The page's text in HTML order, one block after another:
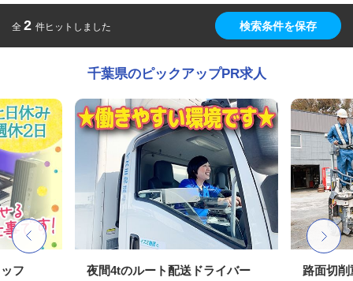
全 2 件ヒットしました 検索条件を保存
千葉県のピックアップPR求人
フ 夜間4tのルート配送ドライバー 路面切